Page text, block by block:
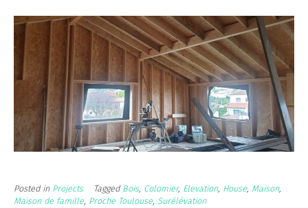
Posted in Projects Tagged Bois, Colomier, Elevation, House, Maison,
Maison de famille, Proche Toulouse, Surélévation